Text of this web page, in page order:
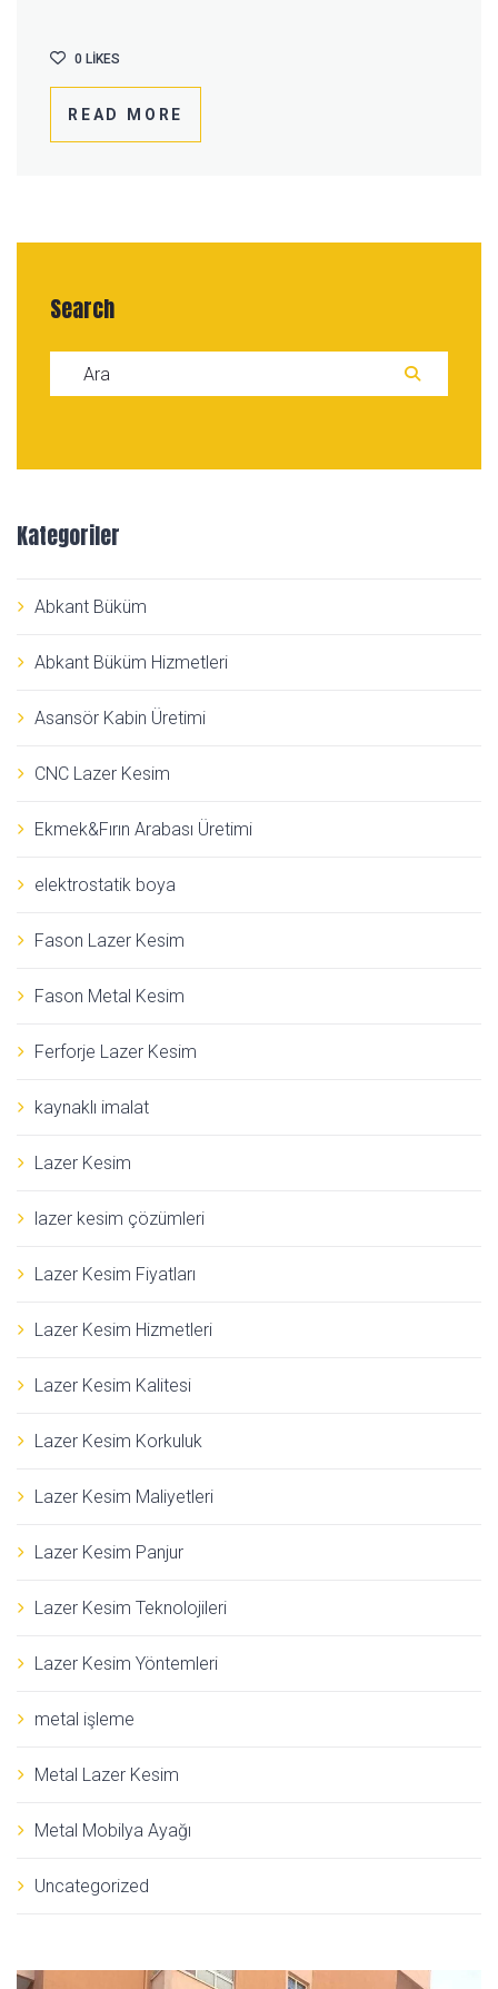
READ MORE
0 LIKES
Search
Search for:
Kategoriler
Abkant Büküm
Abkant Büküm Hizmetleri
Asansör Kabin Üretimi
CNC Lazer Kesim
Ekmek&Fırın Arabası Üretimi
elektrostatik boya
Fason Lazer Kesim
Fason Metal Kesim
Ferforje Lazer Kesim
kaynaklı imalat
Lazer Kesim
lazer kesim çözümleri
Lazer Kesim Fiyatları
Lazer Kesim Hizmetleri
Lazer Kesim Kalitesi
Lazer Kesim Korkuluk
Lazer Kesim Maliyetleri
Lazer Kesim Panjur
Lazer Kesim Teknolojileri
Lazer Kesim Yöntemleri
metal işleme
Metal Lazer Kesim
Metal Mobilya Ayağı
Uncategorized